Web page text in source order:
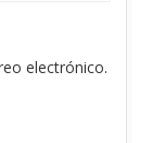
electrónico.